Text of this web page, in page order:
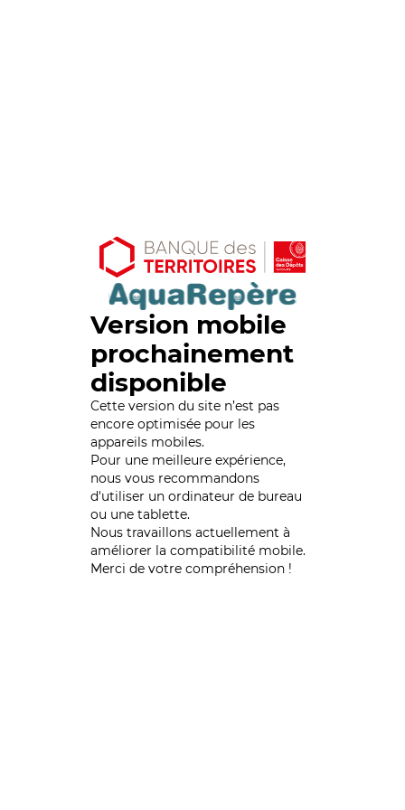
Version mobile
prochainement
disponible
Cette version du site n’est pas
encore optimisée pour les
appareils mobiles.
Pour une meilleure expérience,
nous vous recommandons
d'utiliser un ordinateur de bureau
ou une tablette.
Nous travaillons actuellement à
améliorer la compatibilité mobile.
Merci de votre compréhension !